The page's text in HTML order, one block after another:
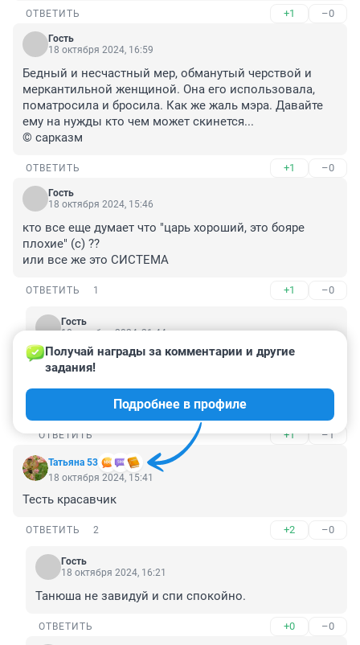
ОТВЕТИТЬ +1 –0
Гость
18 октября 2024, 16:59
Бедный и несчастный мер, обманутый черствой и
меркантильной женщиной. Она его использовала,
поматросила и бросила. Как же жаль мэра. Давайте
ему на нужды кто чем может скинется...
© сарказм
ОТВЕТИТЬ +1 –0
Гость
18 октября 2024, 15:46
кто все еще думает что "царь хороший, это бояре
плохие" (с) ??
или все же это СИСТЕМА
ОТВЕТИТЬ 1 +1 –0
Гость
18 октября 2024, 21:44
Никто уже давно так не думает. Но деваться нам
некуда. Нужна победа любой ценой, потом
разберёмся по всей строгости. Ответят все, но уже
в мирной обстановке.
ОТВЕТИТЬ +1 –1
Татьяна 53
Получай награды за комментарии и другие
задания!
Подробнее в профиле
18 октября 2024, 15:41
Тесть красавчик
ОТВЕТИТЬ 2 +2 –0
Гость
18 октября 2024, 16:21
Танюша не завидуй и спи спокойно.
ОТВЕТИТЬ +0 –0